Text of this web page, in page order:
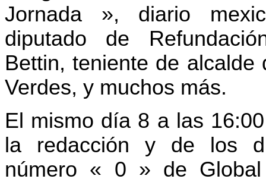
Jornada », diario
diputado de
Bettin, teniente de
Verdes, y muchos más.
El mismo día 8 a las
la redacción y de los
número « 0 » de